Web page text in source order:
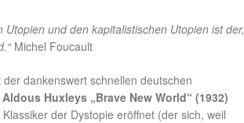
und den kapitalistischen Utopien ist der,
Michel Foucault
dankenswert schnellen deutschen
Aldous Huxleys „Brave New World“ (1932)
der Dystopie eröffnet (der sich, weil